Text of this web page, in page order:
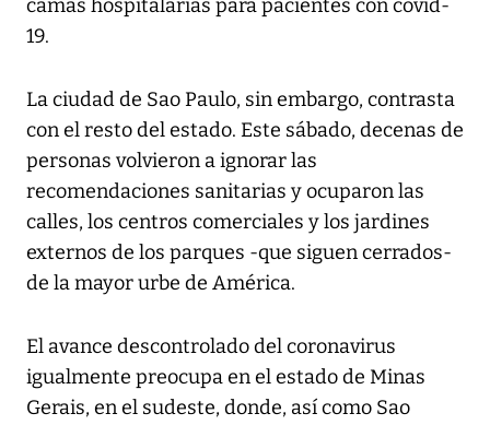
camas hospitalarias para pacientes con covid-
19.
La ciudad de Sao Paulo, sin embargo, contrasta
con el resto del estado. Este sábado, decenas de
personas volvieron a ignorar las
recomendaciones sanitarias y ocuparon las
calles, los centros comerciales y los jardines
externos de los parques -que siguen cerrados-
de la mayor urbe de América.
El avance descontrolado del coronavirus
igualmente preocupa en el estado de Minas
Gerais, en el sudeste, donde, así como Sao